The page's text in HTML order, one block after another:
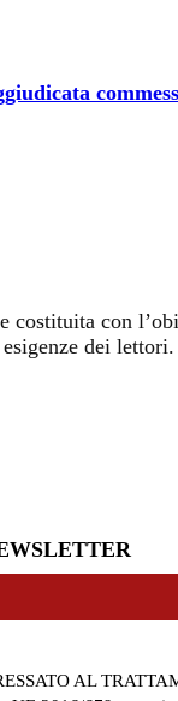
costituita con
dei
AL